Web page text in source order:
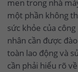
men trong nhà
một phần không
sức khỏe của
nhân cần được
toàn lao động và
cần phải hiểu rõ